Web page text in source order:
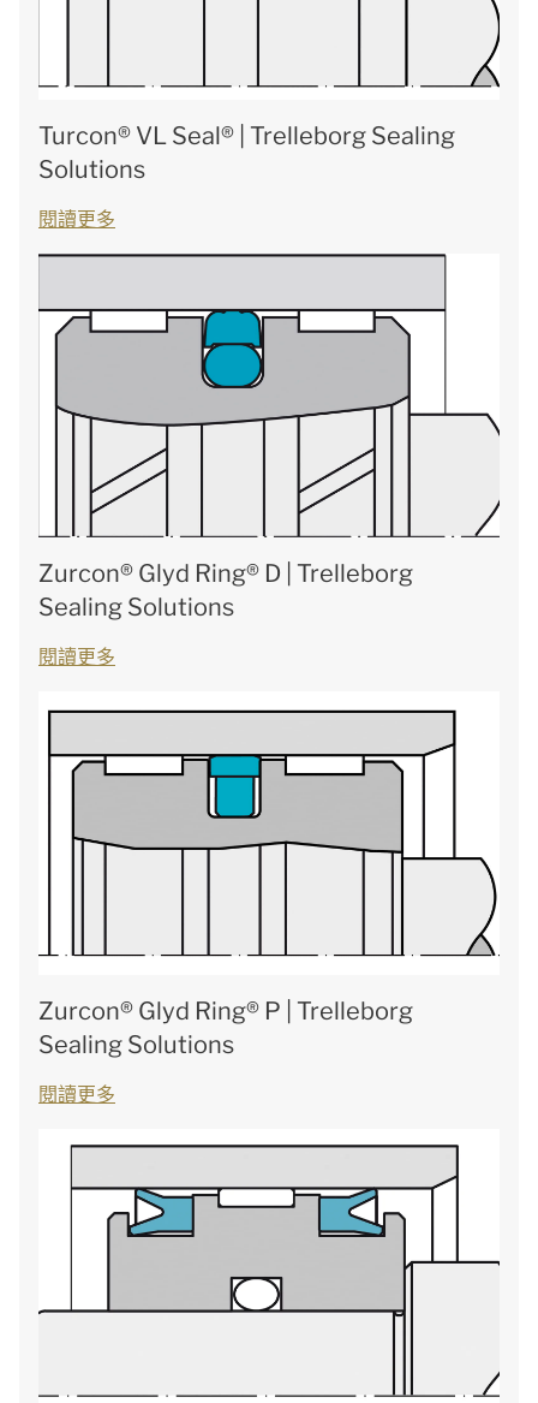
Turcon® VL Seal® | Trelleborg Sealing
Solutions
閱讀更多
Zurcon® Glyd Ring® D | Trelleborg
Sealing Solutions
閱讀更多
Zurcon® Glyd Ring® P | Trelleborg
Sealing Solutions
閱讀更多